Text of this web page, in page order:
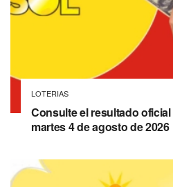
LOTERIAS
Consulte el resultado
martes 4 de agosto de 2026